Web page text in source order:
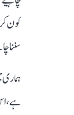
کون
سننا
ہے،